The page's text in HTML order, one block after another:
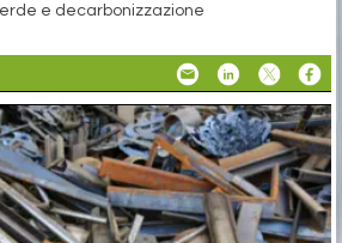
e decarbonizzazione